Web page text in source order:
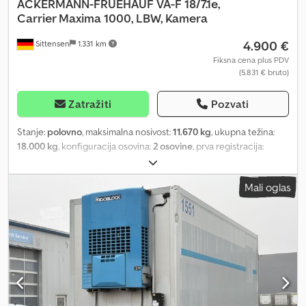
Sittensen 1.331 km
ACKERMANN-FRUEHAUF VA-F 18/7.1e,
Carrier Maxima 1000, LBW, Kamera
4.900 €
Fiksna cena plus PDV
(5.831 € bruto)
Zatražiti Pozvati
Stanje: polovno, maksimalna nosivost:11.670 kg, ukupna težina:
18.000 kg, konfiguracija osovina:2 osovine, prva registracija:
, dužina tovarnog prostora:
prostora:2.495 mm, visina tovarnog prostora:2.250 mm,
zapremina tovarnog prostora:40 m³, ukupna dužina: 9.050 mm,
ukupna širina:2.600 mm, ukupna visina: 3.700 mm
hidraulični zadnji podizač
, Izolirana nadgradnja za hlađenje, pod
od aluminijumske rebraste limene ploče, 2 vezne šine sa svake
strane, Carrier rashladna jedinica, tip: Maxima 1000, dizel-
električna, radni sati: 1800 dizel sati, uređaj za merenje
temperature, BÄR utovarna rampa, tip: C2000S4, maksimalna
nosivost 2000 kg, kamera za vožnju unazad, kutija za bateriju za
Mali oglas